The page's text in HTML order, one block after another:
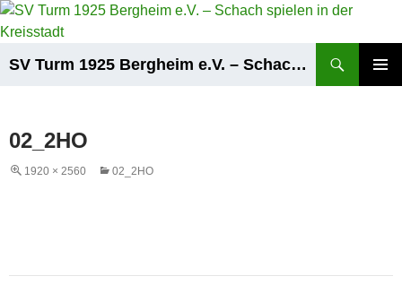
Zum
Inhalt
SV Turm 1925 Bergheim e.V. – Schach spielen in der Kreisstadt
02_2HO
1920 × 2560 02_2HO